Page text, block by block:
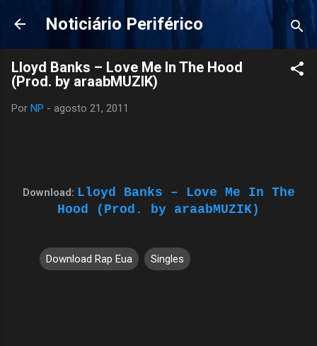
Pular para o conteúdo principal
Noticiário Periférico
Lloyd Banks – Love Me In The Hood
(Prod. by araabMUZIK)
Por NP - agosto 21, 2011
Download: Lloyd Banks – Love Me In The
Hood (Prod. by araabMUZIK)
Download Rap Eua Singles